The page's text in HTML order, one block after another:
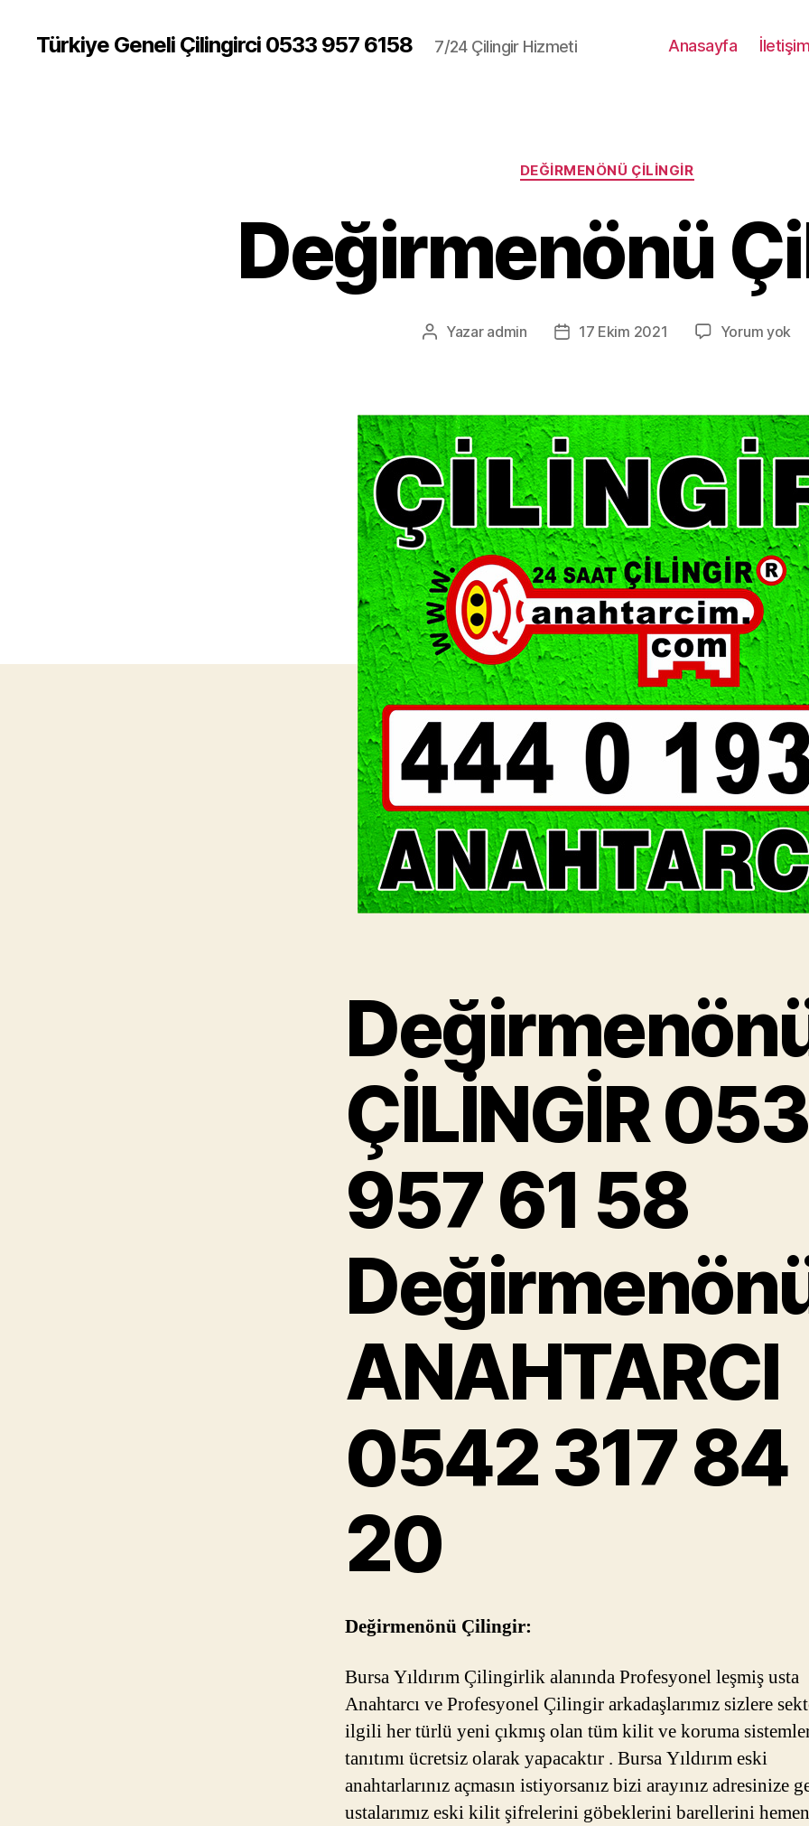
Türkiye Geneli Çilingirci 0533 957 6158 7/24 Çilingir Hizmeti Anasayfa
Kategoriler
DEĞIRMENÖNÜ ÇILINGIR
Değirmenönü
Yazının
Yazar admin
Yazı17 Ekim 2021 Yorum yok
ÇİLİNGİR
957 61 58
ANAHTARCI
0542 317 84
20
Değirmenönü Çilingir:
Bursa Yıldırım Çilingirlik alanında Profesyonel leşmiş usta
Anahtarcı ve Profesyonel Çilingir arkadaşlarımız sizlere
ilgili her türlü yeni çıkmış olan tüm kilit ve koruma
tanıtımı ücretsiz olarak yapacaktır . Bursa Yıldırım eski
anahtarlarınız açmasın istiyorsanız bizi arayınız adresinize
ustalarımız eski kilit şifrelerini göbeklerini barellerini hemen